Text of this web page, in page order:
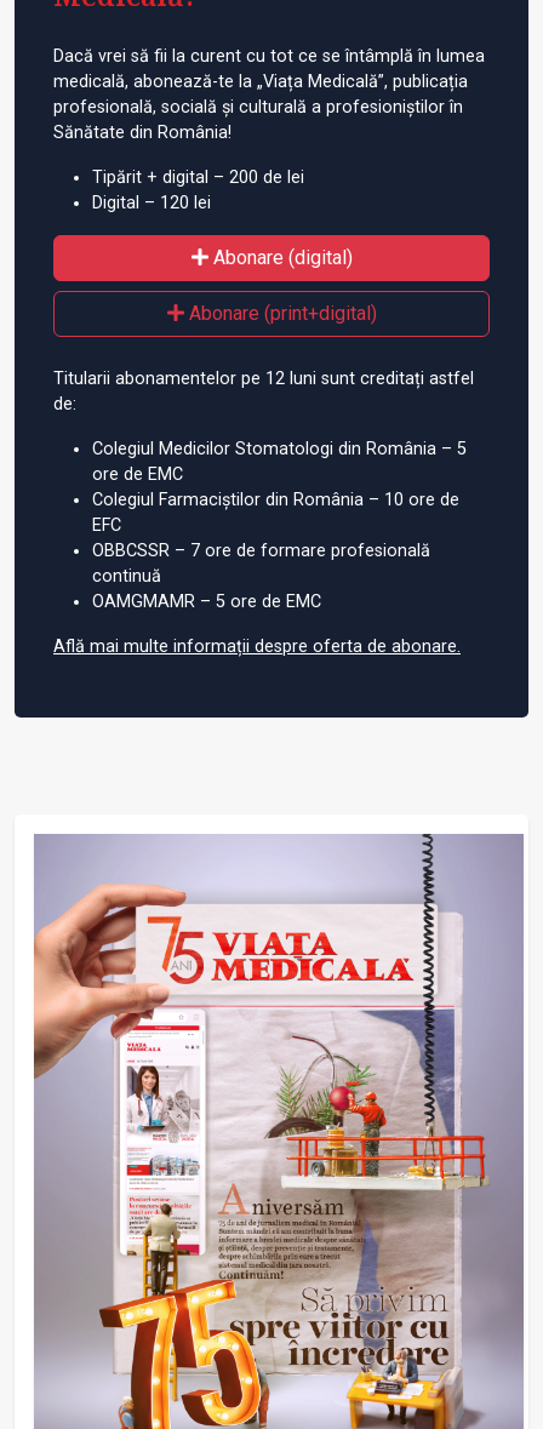
Dacă vrei să fii la curent cu tot ce se întâmplă în lumea
medicală, abonează-te la „Viața Medicală”, publicația
profesională, socială și culturală a profesioniștilor în
Sănătate din România!
Tipărit + digital – 200 de lei
Digital – 120 lei
Abonare (digital)
Abonare (print+digital)
Titularii abonamentelor pe 12 luni sunt creditați astfel
de:
Colegiul Medicilor Stomatologi din România – 5
ore de EMC
Colegiul Farmaciștilor din România – 10 ore de
EFC
OBBCSSR – 7 ore de formare profesională
continuă
OAMGMAMR – 5 ore de EMC
Află mai multe informații despre oferta de abonare.